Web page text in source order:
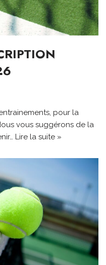
pour la
vous suggérons de la
Lire la suite »